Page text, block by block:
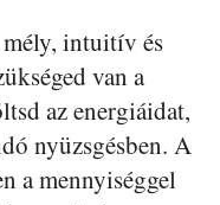
intuitív és
van a
az energiáidat,
nyüzsgésben. A
a mennyiséggel